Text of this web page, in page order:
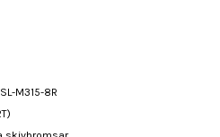
M315-8R